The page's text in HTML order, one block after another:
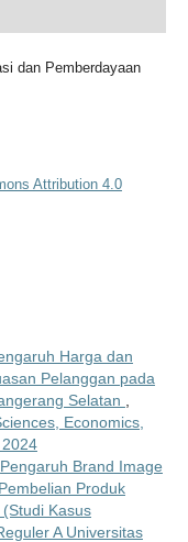
dan Pemberdayaan
Attribution 4.0
Harga dan
Pelanggan pada
Selatan
Economics,
Pengaruh Brand Image
Produk
Kasus
A Universitas